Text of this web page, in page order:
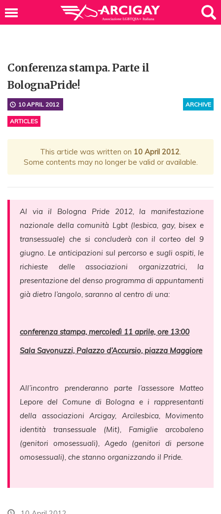
Conferenza stampa. Parte il
BolognaPride!
ARCHIVE
10 APRIL 2012
ARTICLES
This article was written on 10 April 2012.
Some contents may no longer be valid or available.
Al via il Bologna Pride 2012, la manifestazione
nazionale della comunità Lgbt (lesbica, gay, bisex e
transessuale) che si concluderà con il corteo del 9
giugno. Le anticipazioni sul percorso e sugli ospiti, le
richieste delle associazioni organizzatrici, la
presentazione del denso programma di appuntamenti
già dietro l’angolo, saranno al centro di una:
conferenza stampa, mercoledì 11 aprile, ore 13:00
Sala Savonuzzi, Palazzo d’Accursio, piazza Maggiore
All’incontro prenderanno parte l’assessore Matteo
Lepore del Comune di Bologna e i rappresentanti
della associazioni Arcigay, Arcilesbica, Movimento
identità transessuale (Mit), Famiglie arcobaleno
(genitori omosessuali), Agedo (genitori di persone
omosessuali), che stanno organizzando il Pride.